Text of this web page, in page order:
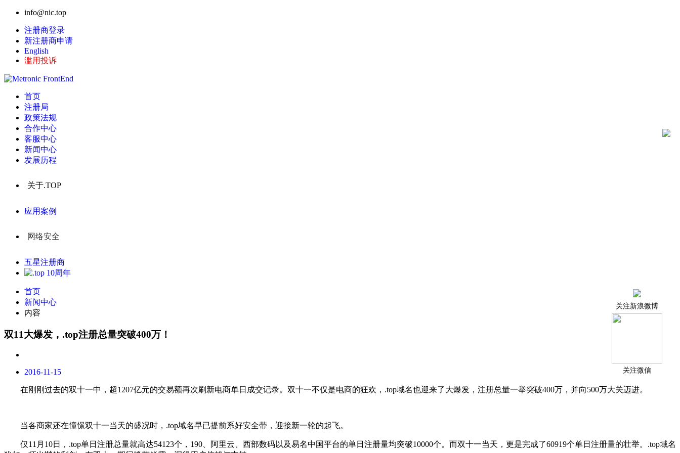
info@nic.top
注册商登录
新注册商申请
English
滥用投诉
首页
注册局
政策法规
合作中心
客服中心
新闻中心
发展历程
关于.TOP
应用案例
网络安全
五星注册商
关注新浪微博
关注微信
首页
新闻中心
内容
双11大爆发，.top注册总量突破400万！
2016-11-15
在刚刚过去的双十一中，超1207亿元的交易额再次刷新电商单日成交记录。双十一不仅是电商的狂欢，.top域名也迎来了大爆发，注册总量一举突破400万，并向500万大关迈进。
当各商家还在憧憬双十一当天的盛况时， .top域名早已提前系好安全带，迎接新一轮的起飞。
仅11月10日，.top单日注册总量就高达54123个，190、阿里云、西部数码以及易名中国平台的单日注册量均突破10000个。而双十一当天，更是完成了60919个单日注册量的壮举。.top域名